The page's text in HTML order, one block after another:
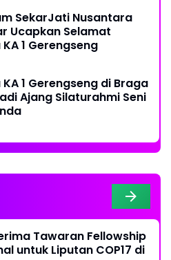
SekarJati Nusantara
Ucapkan Selamat
1 Gerengseng
1 Gerengseng di Braga
Ajang Silaturahmi Seni
Tawaran Fellowship
untuk Liputan COP17 di